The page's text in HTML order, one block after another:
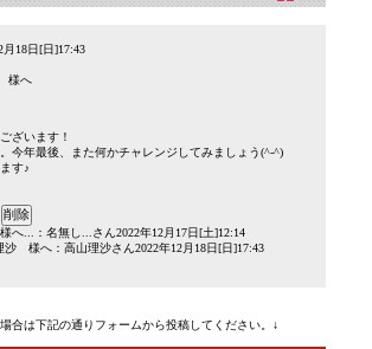
月18日[日]17:43
様へ
ざいます！
今年最後、また何かチャレンジしてみましょう(^-^)
す♪
へ...
：名無し...さん2022年12月17日[土]12:14
沙 様へ ：高山理沙さん2022年12月18日[日]17:43
合は下記の通りフォームから投稿してください。↓